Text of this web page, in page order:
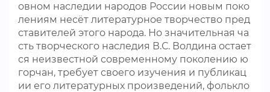
овном наследии народов России новым поко
лениям несёт литературное творчество пред
ставителей этого народа. Но значительная ча
сть творческого наследия В.С. Волдина остает
ся неизвестной современному поколению ю
горчан, требует своего изучения и публикац
ии его литературных произведений, фолькло